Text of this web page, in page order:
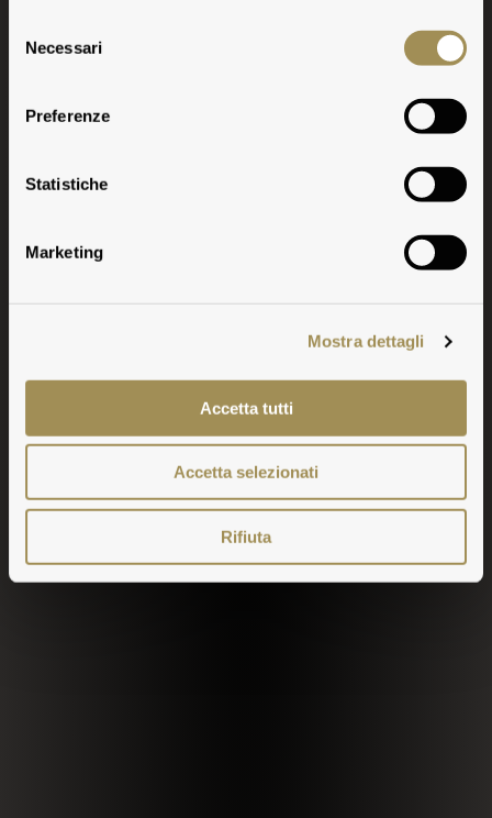
delNecessari
Preferenze
Statistiche
Marketing
Mostra dettagli
Accetta tutti
Accetta selezionati
Rifiuta
Verkostungsnotizen